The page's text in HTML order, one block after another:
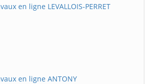
en ligne LEVALLOIS-PERRET
en ligne ANTONY